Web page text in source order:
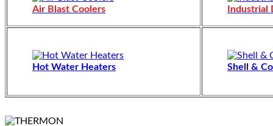
Air Blast Coolers Industrial
Hot Water Heaters Shell &